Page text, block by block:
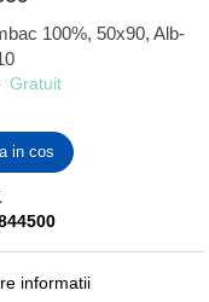
100%, 50x90, Alb-
Gratuit
in cos
informatii